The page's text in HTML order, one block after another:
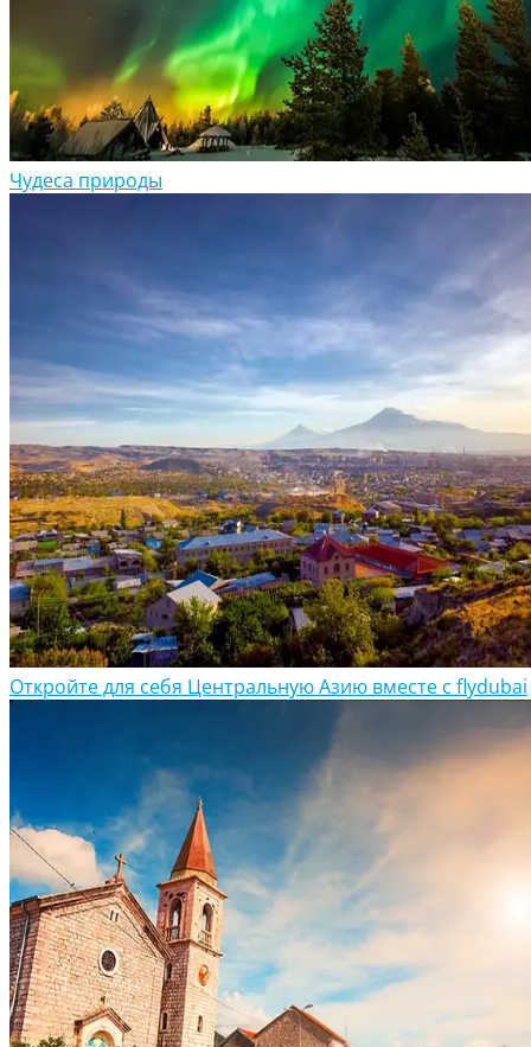
Чудеса природы
Откройте для себя Центральную Азию вместе с flydubai